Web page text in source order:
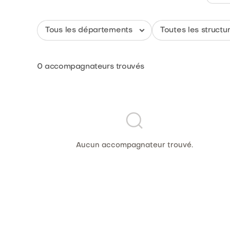
0accompagnateurs trouvés
Aucun accompagnateur trouvé.